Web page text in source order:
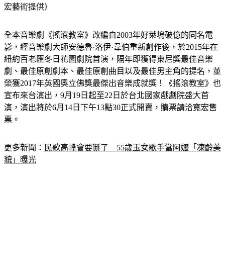
《搖滾教室》改編自2003年好萊塢破億的同名電影。（圖／寬
全本音樂劇《搖滾教室》改編自2003年好萊塢破億的同名電
影，經音樂劇大師安德魯·洛伊·韋伯重新創作後，於2015年在
紐約百老匯冬日花園劇院首演，隔年即獲得東尼獎最佳音樂
劇、最佳原創劇本、最佳原創曲目以及最佳男主角的提名，並
榮獲2017年英國奧立佛獎最傑出音樂成就獎！《搖滾教室》也
宣布來台演出，9月19日起至22日於台北國家戲劇院盛大首
演，演出將於6月14日下午13點30正式開賣，購票請洽寬宏售
更多新聞：